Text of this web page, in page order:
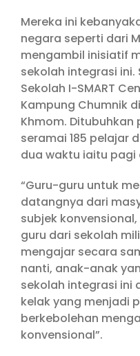
Mereka ini
negara seperti dari
mengambil inisiatif
sekolah integrasi
Sekolah I-SMART
Kampung Chumnik
Khmom. Ditubuhkan
seramai 185 pelajar
dua waktu iaitu pagi
“Guru-guru untuk
datangnya dari
subjek
guru dari sekolah
mengajar secara
nanti, anak-anak
sekolah integrasi ini
kelak yang menjadi
berkebolehan
konvensional”.